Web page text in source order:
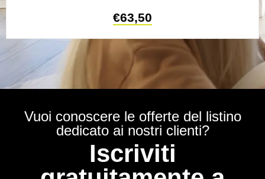
€63,50
Vuoi conoscere le offerte del listino
dedicato ai nostri clienti?
Iscriviti